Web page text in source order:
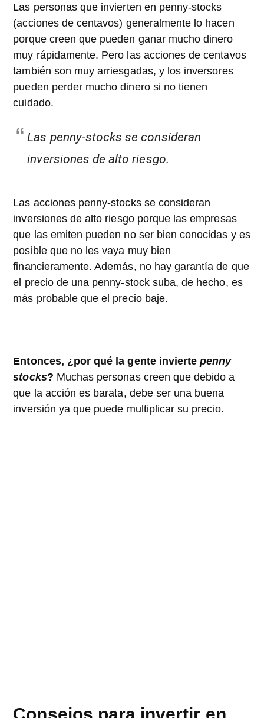
Las personas que invierten en penny-stocks
(acciones de centavos) generalmente lo hacen
porque creen que pueden ganar mucho dinero
muy rápidamente. Pero las acciones de centavos
también son muy arriesgadas, y los inversores
pueden perder mucho dinero si no tienen
cuidado.
Las penny-stocks se consideran
inversiones de alto riesgo.
Las acciones penny-stocks se consideran
inversiones de alto riesgo porque las empresas
que las emiten pueden no ser bien conocidas y es
posible que no les vaya muy bien
financieramente. Además, no hay garantía de que
el precio de una penny-stock suba, de hecho, es
más probable que el precio baje.
Entonces, ¿por qué la gente inviertepenny
stocks? Muchas personas creen que debido a
que la acción es barata, debe ser una buena
inversión ya que puede multiplicar su precio.